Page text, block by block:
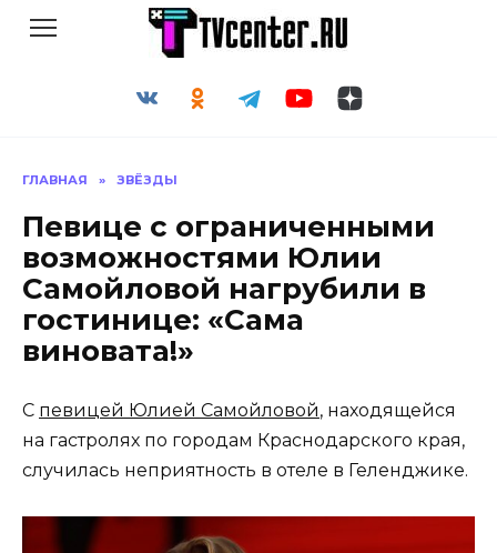
ГЛАВНАЯ » ЗВЁЗДЫ
Певице с ограниченными
возможностями Юлии
Самойловой нагрубили в
гостинице: «Сама
виновата!»
С певицей Юлией Самойловой, находящейся
на гастролях по городам Краснодарского края,
случилась неприятность в отеле в Геленджике.